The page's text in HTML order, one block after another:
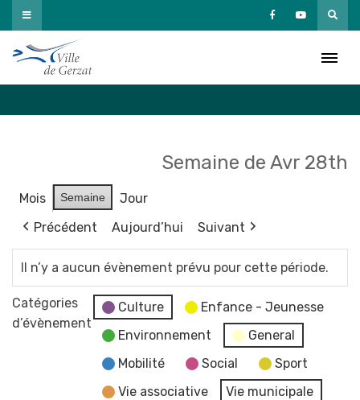
Passer
au
contenu
Semaine de Avr 28th
Mois Semaine
Jour
Précédent
Aujourd’hui Suivant
Il n’y a aucun évènement prévu pour cette période.
Catégories
d’évènement
Culture
Enfance - Jeunesse
Environnement
General
Mobilité
Social
Sport
Vie associative
Vie municipale